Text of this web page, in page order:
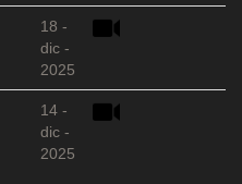
18 -
dic -
2025
14 -
dic -
2025